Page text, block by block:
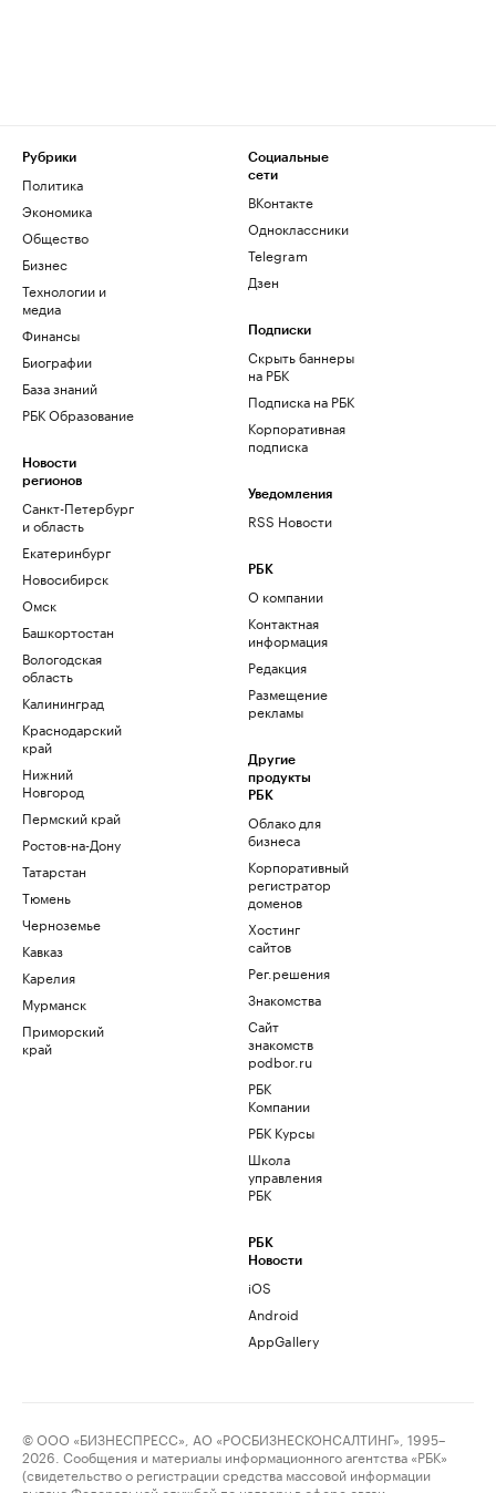
Рубрики
Политика
Экономика
Общество
Бизнес
Технологии и
медиа
Финансы
Биографии
База знаний
РБК Образование
Новости
регионов
Санкт-Петербург
и область
Екатеринбург
Новосибирск
Омск
Башкортостан
Вологодская
область
Калининград
Краснодарский
край
Нижний
Новгород
Пермский край
Ростов-на-Дону
Татарстан
Тюмень
Черноземье
Кавказ
Карелия
Мурманск
Приморский
край
Социальные
сети
ВКонтакте
Одноклассники
Telegram
Дзен
Подписки
Скрыть баннеры
на РБК
Подписка на РБК
Корпоративная
подписка
Уведомления
RSS Новости
РБК
О компании
Контактная
информация
Редакция
Размещение
рекламы
Другие
продукты
РБК
Облако для
бизнеса
Корпоративный
регистратор
доменов
Хостинг
сайтов
Рег.решения
Знакомства
Сайт
знакомств
podbor.ru
РБК
Компании
РБК Курсы
Школа
управления
РБК
РБК
Новости
iOS
Android
AppGallery
© ООО «БИЗНЕСПРЕСС», АО «РОСБИЗНЕСКОНСАЛТИНГ», 1995–
2026. Сообщения и материалы информационного агентства «РБК»
(свидетельство о регистрации средства массовой информации